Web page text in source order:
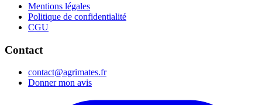
Mentions légales
Politique de confidentialité
CGU
Contact
contact@agrimates.fr
Donner mon avis